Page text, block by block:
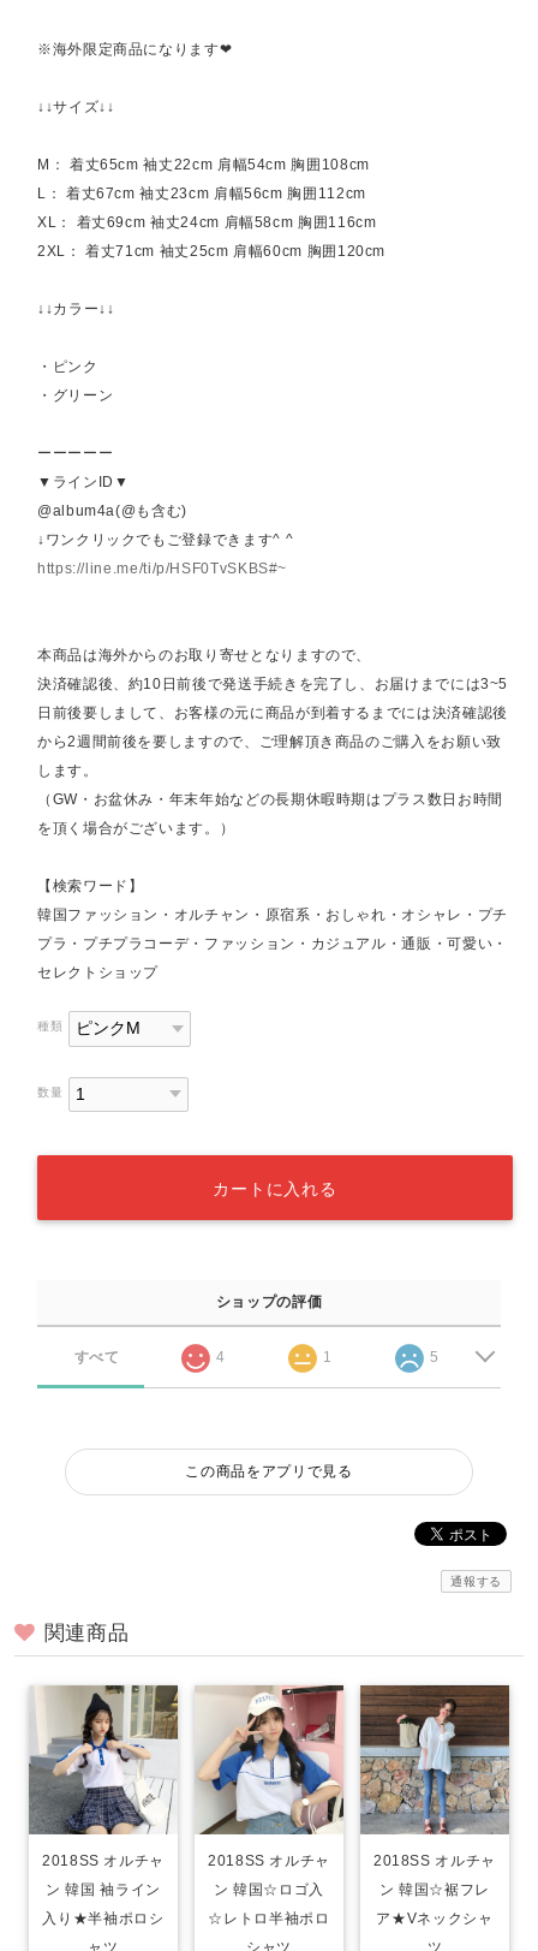
※海外限定商品になります❤︎
↓↓サイズ↓↓
M： 着丈65cm 袖丈22cm 肩幅54cm 胸囲108cm
L： 着丈67cm 袖丈23cm 肩幅56cm 胸囲112cm
XL： 着丈69cm 袖丈24cm 肩幅58cm 胸囲116cm
2XL： 着丈71cm 袖丈25cm 肩幅60cm 胸囲120cm
↓↓カラー↓↓
・ピンク
・グリーン
ーーーーー
▼ラインID▼
@album4a(@も含む)
↓ワンクリックでもご登録できます^ ^
https://line.me/ti/p/HSF0TvSKBS#~
本商品は海外からのお取り寄せとなりますので、
決済確認後、約10日前後で発送手続きを完了し、お届けまでには3~5
日前後要しまして、お客様の元に商品が到着するまでには決済確認後
から2週間前後を要しますので、ご理解頂き商品のご購入をお願い致
します。
（GW・お盆休み・年末年始などの長期休暇時期はプラス数日お時間
を頂く場合がございます。）
【検索ワード】
韓国ファッション・オルチャン・原宿系・おしゃれ・オシャレ・プチ
プラ・プチプラコーデ・ファッション・カジュアル・通販・可愛い・
セレクトショップ
種類
数量
カートに入れる
ショップの評価
すべて 4 1 5
この商品をアプリで見る
通報する
関連商品
2018SS オルチャ
ン 韓国 袖ライン
入り★半袖ポロシ
ャツ
2018SS オルチャ
ン 韓国☆ロゴ入
☆レトロ半袖ポロ
シャツ
2018SS オルチャ
ン 韓国☆裾フレ
ア★Vネックシャ
ツ